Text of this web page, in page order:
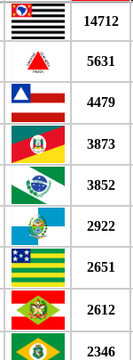
14712
5631
4479
3873
3852
2922
2651
2612
2346